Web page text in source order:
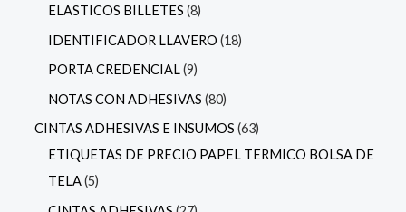
ELASTICOS BILLETES 8
IDENTIFICADOR LLAVERO 18
PORTA CREDENCIAL 9
NOTAS CON ADHESIVAS 80
CINTAS ADHESIVAS E INSUMOS 63
ETIQUETAS DE PRECIO PAPEL TERMICO BOLSA DE
TELA 5